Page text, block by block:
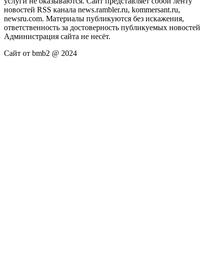
новостей RSS канала news.rambler.ru, kommersant.ru,
newsru.com. Материалы публикуются без искажения,
ответственность за достоверность публикуемых новостей
Администрация сайта не несёт.
Сайт от bmb2 @ 2024